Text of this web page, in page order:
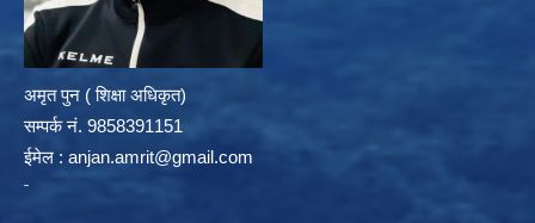
अमृत पुन ( शिक्षा अधिकृत)
सम्पर्क न‌ं. 9858391151
ईमेल : anjan.amrit@gmail.com